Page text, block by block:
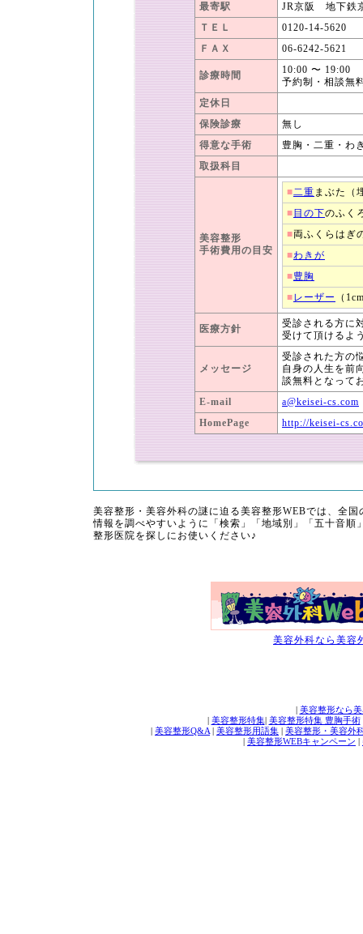
最寄駅
JR京阪 地下鉄
ＴＥＬ
0120-14-5620
ＦＡＸ
06-6242-5621
診療時間
10:00 〜 19:00
予約制・相談無
定休日
保険診療
無し
得意な手術
豊胸・二重・わ
取扱科目
美容整形
手術費用の目安
■二重 まぶた（
■ 目の下のふく
■両ふくらはぎ
■わきが
■豊胸
■レーザー （
医療方針
受診される方に
受けて頂けるよ
メッセージ
受診された方の
自身の人生を前
談無料となって
E-mail
a@keisei-cs.com
HomePage
http://keisei-
美容整形・美容外科の謎に迫る美容整形WEBでは、全
情報を調べやすいように「検索」「地域別」「五十音
整形医院を探しにお使いください♪
美容外科なら美容
| 美容整形なら
| 美容整形特集| 美容整形特集 豊胸手術
| 美容整形Q&A | 美容整形用語集 | 美容整形・美容外
| 美容整形WEBキャンペーン |